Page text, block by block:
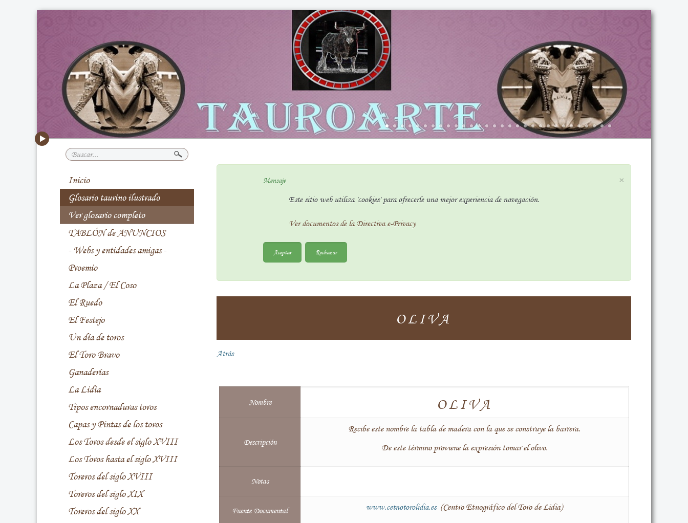
Buscar...
Inicio
Glosario taurino ilustrado
Ver glosario completo
TABLÓN de ANUNCIOS
- Webs y entidades amigas -
Proemio
La Plaza / El Coso
El Ruedo
El Festejo
Un día de toros
El Toro Bravo
Ganaderías
La Lidia
Tipos encornaduras toros
Capas y Pintas de los toros
Los Toros desde el siglo XVIII
Los Toros hasta el siglo XVIII
Toreros del siglo XVIII
Toreros del siglo XIX
Toreros del siglo XX
×
Mensaje
Este sitio web utiliza 'cookies' para ofrecerle una mejor experiencia de navegación.
Ver documentos de la Directiva e-Privacy
Aceptar Rechazar
OLIVA
Atrás
Nombre OLIVA
Descripción
Recibe este nombre la tabla de madera con la que se construye la barrera.
De este término proviene la expresión tomar el olivo.
Notas
Fuente Documental www.cetnotorolidia.es (Centro Etnográfico del Toro de Lidia)